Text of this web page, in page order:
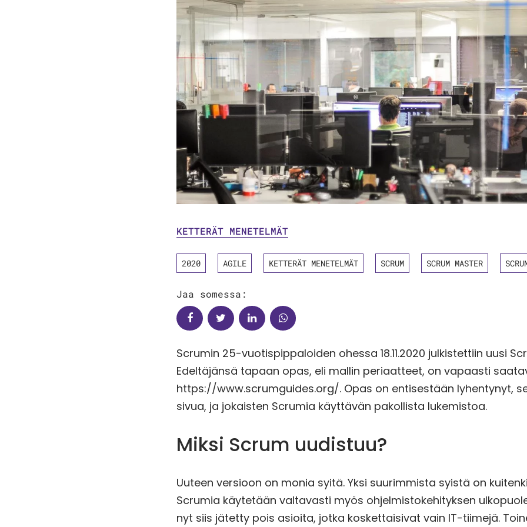
KETTERÄT MENETELMÄT
2020 AGILE KETTERÄT MENETELMÄT SCRUM SCRUM MASTER
Jaa somessa:
Scrumin 25-vuotispippaloiden ohessa 18.11.2020 julkistettiin uusi
Edeltäjänsä tapaan opas, eli mallin periaatteet, on vapaasti
https://www.scrumguides.org/. Opas on entisestään lyhentynyt,
sivua, ja jokaisten Scrumia käyttävän pakollista lukemistoa.
Miksi Scrum uudistuu?
Uuteen versioon on monia syitä. Yksi suurimmista syistä on
Scrumia käytetään valtavasti myös ohjelmistokehityksen
nyt siis jätetty pois asioita, jotka koskettaisivat vain IT-tiimejä.